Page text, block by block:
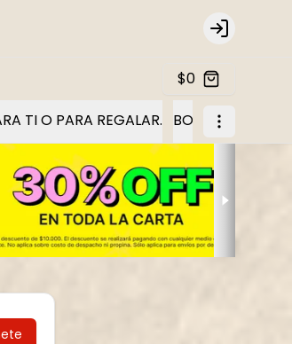
Login
$0
TI O PARA REGALAR. BOLLERIA